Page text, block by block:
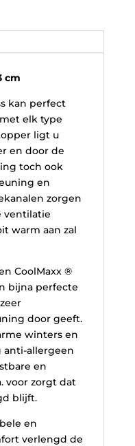
cm
kan perfect
elk type
ligt u
en door de
toch ook
en
zorgen
ventilatie
warm aan zal
CoolMaxx ®
bijna perfecte
door geeft.
winters en
anti-allergeen
en
voor zorgt dat
blijft.
en
verlengd de